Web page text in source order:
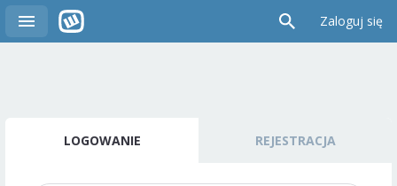
Zaloguj się
LOGOWANIE REJESTRACJA